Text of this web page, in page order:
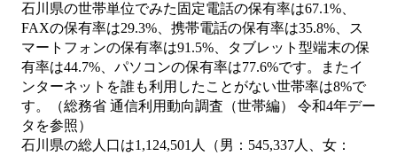
石川県の世帯単位でみた固定電話の保有率は67.1%、
FAXの保有率は29.3%、携帯電話の保有率は35.8%、ス
マートフォンの保有率は91.5%、タブレット型端末の保
有率は44.7%、パソコンの保有率は77.6%です。またイ
ンターネットを誰も利用したことがない世帯率は8%で
す。（総務省 通信利用動向調査（世帯編） 令和4年デー
タを参照）
石川県の総人口は1,124,501人（男：545,337人、女：